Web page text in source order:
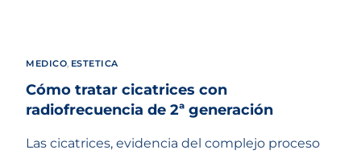
MEDICO, ESTETICA
Cómo tratar cicatrices con
radiofrecuencia de 2ª generación
Las cicatrices, evidencia del complejo proceso